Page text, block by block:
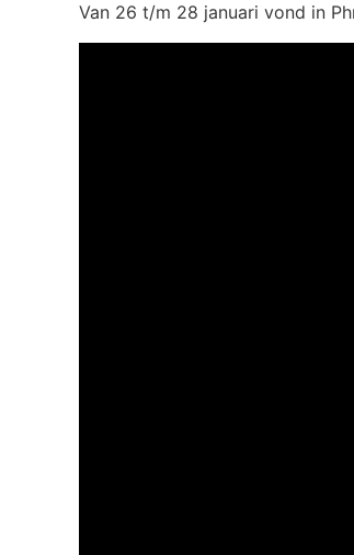
Van 26 t/m 28 januari vond in